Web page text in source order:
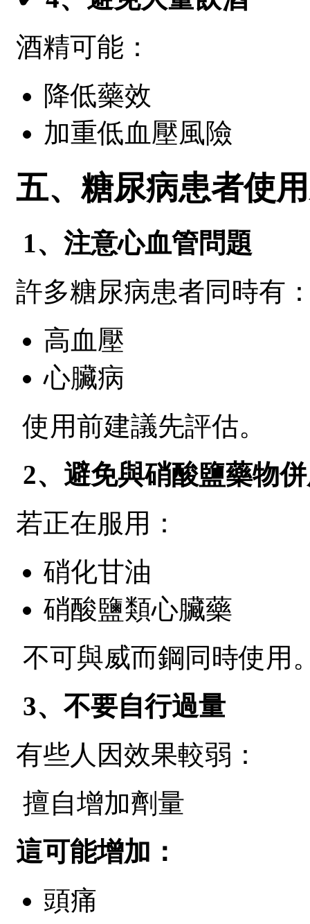
酒精可能：
降低藥效
加重低血壓風險
五、糖尿病患者使
1、注意心血管問題
許多糖尿病患者同時有
高血壓
心臟病
使用前建議先評估。
2、避免與硝酸鹽藥物
若正在服用：
硝化甘油
硝酸鹽類心臟藥
不可與威而鋼同時使用
3、不要自行過量
有些人因效果較弱：
擅自增加劑量
這可能增加：
頭痛